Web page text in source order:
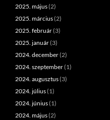
2025. május(2)
2025. március(2)
2025. február(3)
2025. január(3)
2024. december(2)
2024. szeptember(1)
2024. augusztus(3)
2024. július(1)
2024. június(1)
2024. május(2)